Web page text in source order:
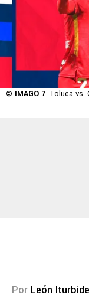
© IMAGO 7 Toluca vs.
Por León Iturbide